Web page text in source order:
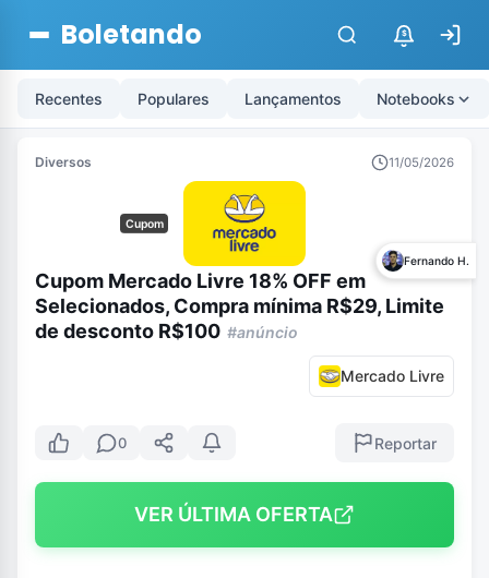
Boletando $
Recentes Populares Lançamentos Notebooks
Diversos 11/05/2026
Cupom
Fernando H.
Cupom Mercado Livre 18% OFF em
Selecionados, Compra mínima R$29, Limite
de desconto R$100 #anúncio
Mercado Livre
0 Reportar
VER ÚLTIMA OFERTA